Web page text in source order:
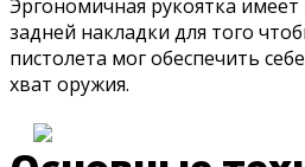
Эргономичная рукоятка
задней накладки для того
пистолета мог обеспечить
хват оружия.